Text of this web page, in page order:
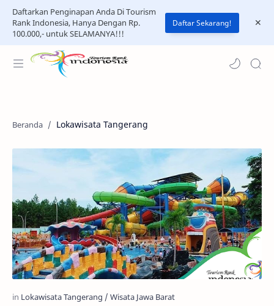
Daftarkan Penginapan Anda Di Tourism
Rank Indonesia, Hanya Dengan Rp.
100.000,- untuk SELAMANYA!!!
Daftar Sekarang!
Lokawisata Tangerang